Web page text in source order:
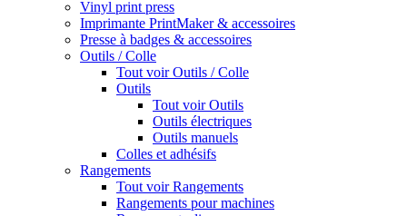
Vinyl print press
Imprimante PrintMaker & accessoires
Presse à badges & accessoires
Outils / Colle
Tout voir Outils / Colle
Outils
Tout voir Outils
Outils électriques
Outils manuels
Colles et adhésifs
Rangements
Tout voir Rangements
Rangements pour machines